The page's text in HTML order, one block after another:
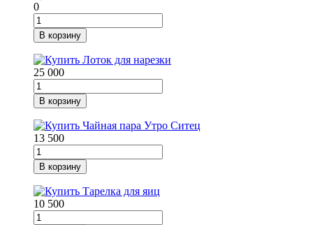
0
В корзину
25 000
В корзину
13 500
В корзину
10 500